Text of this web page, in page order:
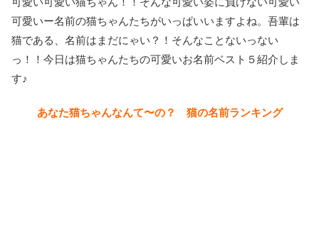
可愛いー名前の猫ちゃんたちがいっぱいいますよね。吾輩は
猫である、名前はまだにゃい？！そんなことないっない
っ！！今日は猫ちゃんたちの可愛いお名前ベスト５紹介しま
す♪
あなた猫ちゃんなんて〜の？ 猫の名前ランキング